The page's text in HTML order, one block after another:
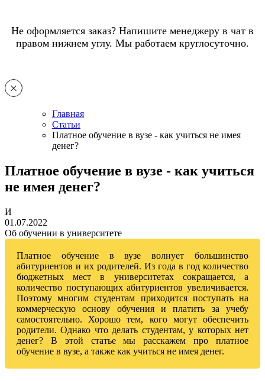
Не оформляется заказ? Напишите менеджеру в чат в
правом нижнем углу. Мы работаем круглосуточно.
Главная
Статьи
Платное обучение в вузе - как учиться не имея
денег?
Платное обучение в вузе - как учиться
не имея денег?
И
01.07.2022
Об обучении в университете
Платное обучение в вузе волнует большинство
абитуриентов и их родителей. Из года в год количество
бюджетных мест в университетах сокращается, а
количество поступающих абитуриентов увеличивается.
Поэтому многим студентам приходится поступать на
коммерческую основу обучения и платить за учебу
самостоятельно. Хорошо тем, кого могут обеспечить
родители. Однако что делать студентам, у которых нет
денег? В этой статье мы расскажем про платное
обучение в вузе, а также как учиться не имея денег.